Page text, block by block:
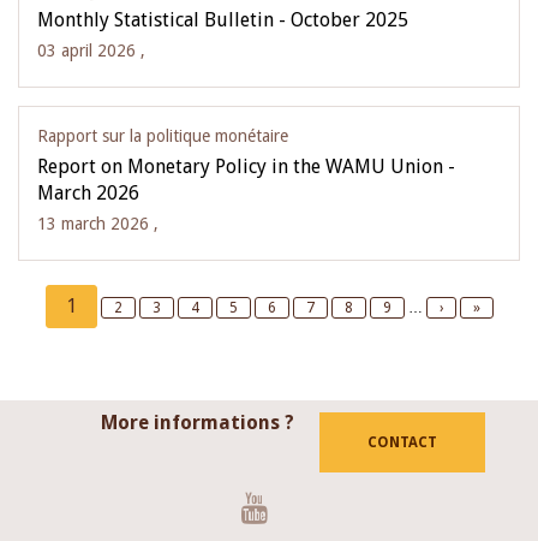
Monthly Statistical Bulletin - October 2025
03 april 2026 ,
Rapport sur la politique monétaire
Report on Monetary Policy in the WAMU Union -
March 2026
13 march 2026 ,
Pagination
Current
page
1 Page
2 Page
3 Page
4 Page
5 Page
6 Page
7 Page
8 Page
9 …
Next
›
Last
»
More informations ?
CONTACT